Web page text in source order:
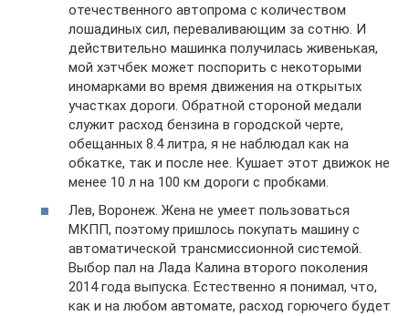
отечественного автопрома с количеством
лошадиных сил, переваливающим за сотню. И
действительно машинка получилась живенькая,
мой хэтчбек может поспорить с некоторыми
иномарками во время движения на открытых
участках дороги. Обратной стороной медали
служит расход бензина в городской черте,
обещанных 8.4 литра, я не наблюдал как на
обкатке, так и после нее. Кушает этот движок не
менее 10 л на 100 км дороги с пробками.
Лев, Воронеж. Жена не умеет пользоваться
МКПП, поэтому пришлось покупать машину с
автоматической трансмиссионной системой.
Выбор пал на Лада Калина второго поколения
2014 года выпуска. Естественно я понимал, что,
как и на любом автомате, расход горючего будет